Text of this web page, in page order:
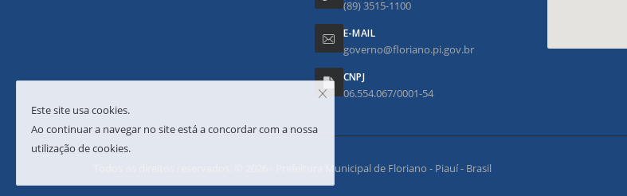
(89) 3515-1100
E-MAIL
governo@floriano.pi.gov.br
CNPJ
06.554.067/0001-54
Todos os direitos reservados. © 2026 - Prefeitura Municipal de Floriano - Piauí - Brasil
Este site usa cookies.
Ao continuar a navegar no site está a concordar com a nossa
utilização de cookies.